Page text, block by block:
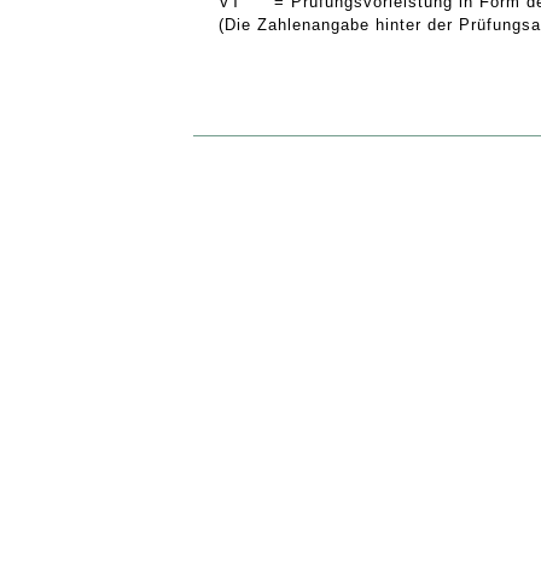
(Die Zahlenangabe hinter der